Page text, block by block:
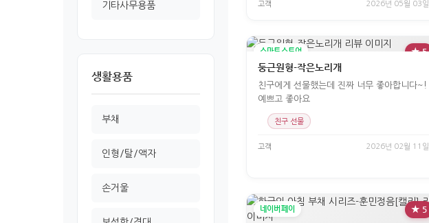
기타사무용품
생활용품
부채
인형/탈/액자
손거울
고객 2026년 05월 03일
스마트스토어 ★ 5
둥근원형-작은노리개
친구에게 선물했는데 진짜 너무 좋아합니다~!
예쁘고 좋아요
친구 선물
고객 2026년 02월 11일
네이버페이 ★ 5